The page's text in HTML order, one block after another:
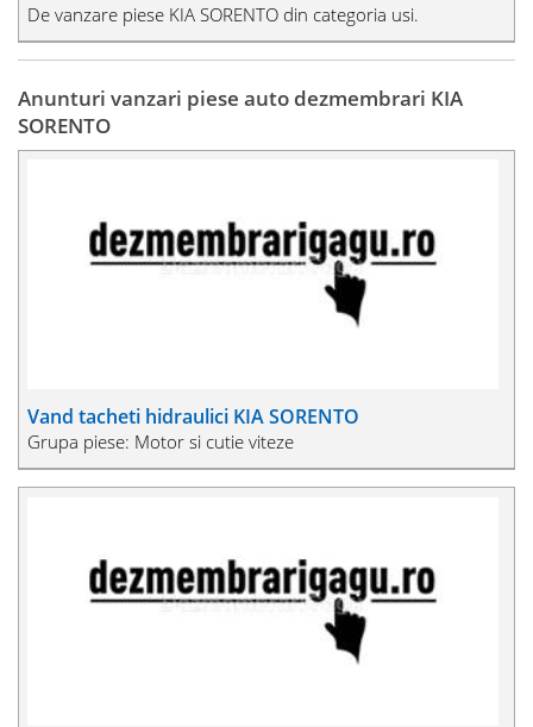
De vanzare piese KIA SORENTO din categoria usi.
Anunturi vanzari piese auto dezmembrari KIA
SORENTO
Vand tacheti hidraulici KIA SORENTO
Grupa piese: Motor si cutie viteze